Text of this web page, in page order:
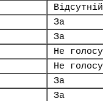
Відсутній
За
За
Не
Не
За
За